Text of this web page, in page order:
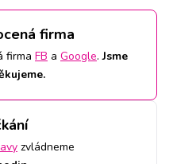
firma
firma FB a Google.Jsme
zvládneme